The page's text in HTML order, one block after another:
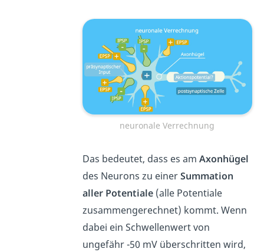
neuronale Verrechnung
Das bedeutet, dass es am Axonhügel
des Neurons zu einerSummation
aller Potentiale(alle Potentiale
zusammengerechnet) kommt. Wenn
dabei ein Schwellenwert von
ungefähr -50 mV überschritten wird,